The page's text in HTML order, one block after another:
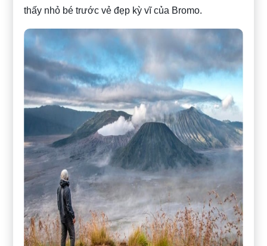
thấy nhỏ bé trước vẻ đẹp kỳ vĩ của Bromo.